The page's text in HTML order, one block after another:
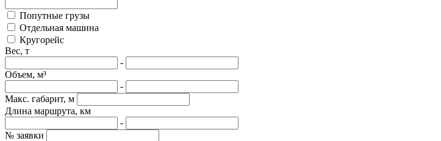
Попутные грузы
Отдельная машина
Кругорейс
Вес, т
-
Объем, м³
-
Макс. габарит, м
Длина маршрута, км
-
№ заявки